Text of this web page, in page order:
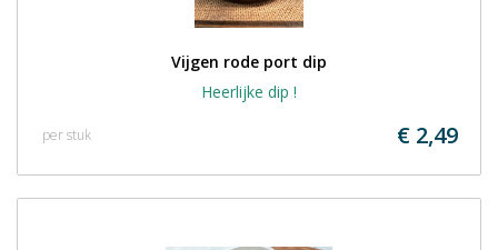
Vijgen rode port dip
Heerlijke dip !
€ 2,49
per stuk